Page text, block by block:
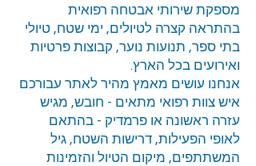
מספקת שירותי אבטחה רפואית
בהתראה קצרה לטיולים, ימי שטח, טיולי
בתי ספר, תנועות נוער, קבוצות פרטיות
ואירועים בכל הארץ.
אנחנו עושים מאמץ מהיר לאתר עבורכם
איש צוות רפואי מתאים - חובש, מגיש
עזרה ראשונה או פרמדיק - בהתאם
לאופי הפעילות, דרישות השטח, גיל
המשתתפים, מיקום הטיול והזמינות